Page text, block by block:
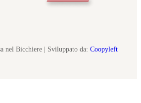
nel Bicchiere | Sviluppato da: Coopyleft